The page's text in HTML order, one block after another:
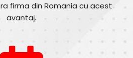
firma din Romania cu acest
avantaj.